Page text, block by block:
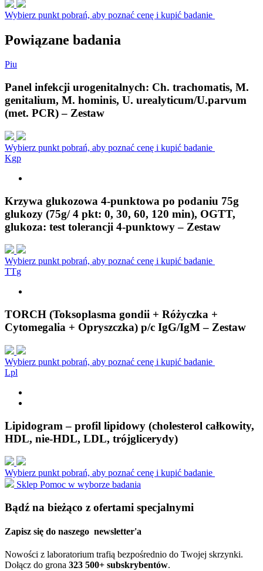
Wybierz punkt pobrań, aby poznać cenę i kupić badanie
Powiązane badania
Piu
Panel infekcji urogenitalnych: Ch. trachomatis, M.
genitalium, M. hominis, U. urealyticum/U.parvum
(met. PCR) – Zestaw
Wybierz punkt pobrań, aby poznać cenę i kupić badanie
Kgp
Krzywa glukozowa 4-punktowa po podaniu 75g
glukozy (75g/ 4 pkt: 0, 30, 60, 120 min), OGTT,
glukoza: test tolerancji 4-punktowy – Zestaw
Wybierz punkt pobrań, aby poznać cenę i kupić badanie
TTg
TORCH (Toksoplasma gondii + Różyczka +
Cytomegalia + Opryszczka) p/c IgG/IgM – Zestaw
Wybierz punkt pobrań, aby poznać cenę i kupić badanie
Lpl
Lipidogram – profil lipidowy (cholesterol całkowity,
HDL, nie-HDL, LDL, trójglicerydy)
Wybierz punkt pobrań, aby poznać cenę i kupić badanie
Sklep Pomoc w wyborze badania
Bądź na bieżąco z ofertami specjalnymi
Zapisz się do naszego newsletter'a
Nowości z laboratorium trafią bezpośrednio do Twojej skrzynki.
Dołącz do grona 323 500+ subskrybentów.